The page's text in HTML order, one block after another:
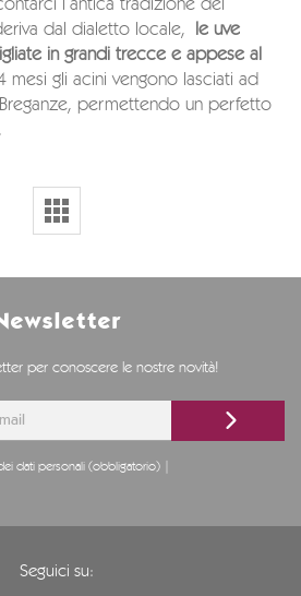
l’antica tradizione del
dal dialetto locale,
le uve
in grandi trecce e appese al
mesi gli acini vengono lasciati ad
Breganze, permettendo un perfetto
per conoscere le nostre novità!
dati personali (obbligatorio) |
Seguici su: